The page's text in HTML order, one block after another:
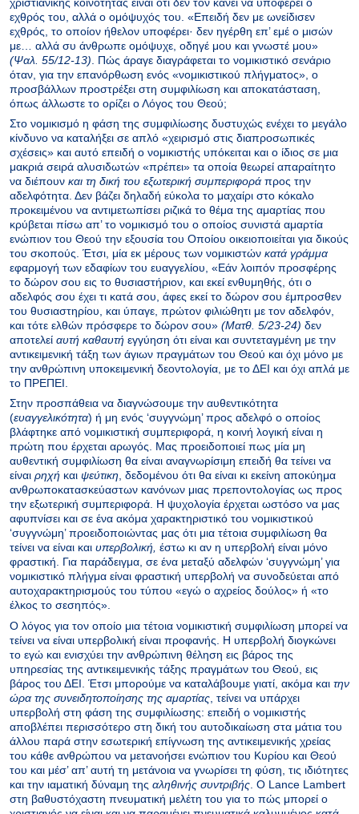
εχθρός του, αλλά ο ομόψυχός του. «Επειδή δεν με ωνείδισεν
εχθρός, το οποίον ήθελον υποφέρει· δεν ηγέρθη επ’ εμέ ο μισών
με… αλλά συ άνθρωπε ομόψυχε, οδηγέ μου και γνωστέ μου»
(Ψαλ. 55/12-13) . Πώς άραγε διαγράφεται το νομικιστικό σενάριο
όταν, για την επανόρθωση ενός «νομικιστικού πλήγματος», ο
προσβάλλων προστρέξει στη συμφιλίωση και αποκατάσταση,
όπως άλλωστε το ορίζει ο Λόγος του Θεού;
Στο νομικισμό η φάση της συμφιλίωσης δυστυχώς ενέχει το μεγάλο
κίνδυνο να καταλήξει σε απλό «χειρισμό στις διαπροσωπικές
σχέσεις» και αυτό επειδή ο νομικιστής υπόκειται και ο ίδιος σε μια
μακριά σειρά αλυσιδωτών «πρέπει» τα οποία θεωρεί απαραίτητο
να διέπουν και τη δική του εξωτερική συμπεριφορά προς την
αδελφότητα. Δεν βάζει δηλαδή εύκολα το μαχαίρι στο κόκαλο
προκειμένου να αντιμετωπίσει ριζικά το θέμα της αμαρτίας που
κρύβεται πίσω απ’ το νομικισμό του ο οποίος συνιστά αμαρτία
ενώπιον του Θεού την εξουσία του Οποίου οικειοποιείται για δικούς
του σκοπούς. Έτσι, μία εκ μέρους των νομικιστών κατά γράμμα
εφαρμογή των εδαφίων του ευαγγελίου, «Εάν λοιπόν προσφέρης
το δώρον σου εις το θυσιαστήριον, και εκεί ενθυμηθής, ότι ο
αδελφός σου έχει τι κατά σου, άφες εκεί το δώρον σου έμπροσθεν
του θυσιαστηρίου, και ύπαγε, πρώτον φιλιώθητι με τον αδελφόν,
και τότε ελθών πρόσφερε το δώρον σου» (Ματθ. 5/23-24) δεν
αποτελεί αυτή καθαυτή εγγύηση ότι είναι και συντεταγμένη με την
αντικειμενική τάξη των άγιων πραγμάτων του Θεού και όχι μόνο με
την ανθρώπινη υποκειμενική δεοντολογία, με το ΔΕΙ και όχι απλά με
το ΠΡΕΠΕΙ.
Στην προσπάθεια να διαγνώσουμε την αυθεντικότητα
(ευαγγελικότητα) ή μη ενός ‘συγγνώμη’ προς αδελφό ο οποίος
βλάφτηκε από νομικιστική συμπεριφορά, η κοινή λογική είναι η
πρώτη που έρχεται αρωγός. Μας προειδοποιεί πως μία μη
αυθεντική συμφιλίωση θα είναι αναγνωρίσιμη επειδή θα τείνει να
είναι ρηχή και ψεύτικη, δεδομένου ότι θα είναι κι εκείνη αποκύημα
ανθρωποκατασκεύαστων κανόνων μιας πρεποντολογίας ως προς
την εξωτερική συμπεριφορά. Η ψυχολογία έρχεται ωστόσο να μας
αφυπνίσει και σε ένα ακόμα χαρακτηριστικό του νομικιστικού
‘συγγνώμη’ προειδοποιώντας μας ότι μια τέτοια συμφιλίωση θα
τείνει να είναι και υπερβολική, έστω κι αν η υπερβολή είναι μόνο
φραστική. Για παράδειγμα, σε ένα μεταξύ αδελφών ‘συγγνώμη’ για
νομικιστικό πλήγμα είναι φραστική υπερβολή να συνοδεύεται από
αυτοχαρακτηρισμούς του τύπου «εγώ ο αχρείος δούλος» ή «το
έλκος το σεσηπός».
Ο λόγος για τον οποίο μια τέτοια νομικιστική συμφιλίωση μπορεί να
τείνει να είναι υπερβολική είναι προφανής. Η υπερβολή διογκώνει
το εγώ και ενισχύει την ανθρώπινη θέληση εις βάρος της
υπηρεσίας της αντικειμενικής τάξης πραγμάτων του Θεού, εις
βάρος του ΔΕΙ. Έτσι μπορούμε να καταλάβουμε γιατί, ακόμα και την
ώρα της συνειδητοποίησης της αμαρτίας , τείνει να υπάρχει
υπερβολή στη φάση της συμφιλίωσης: επειδή ο νομικιστής
αποβλέπει περισσότερο στη δική του αυτοδικαίωση στα μάτια του
άλλου παρά στην εσωτερική επίγνωση της αντικειμενικής χρείας
του κάθε ανθρώπου να μετανοήσει ενώπιον του Κυρίου και Θεού
του και μέσ’ απ’ αυτή τη μετάνοια να γνωρίσει τη φύση, τις ιδιότητες
και την ιαματική δύναμη της αληθινής συντριβής . Ο Lance Lambert
στη βαθυστόχαστη πνευματική μελέτη του για το πώς μπορεί ο